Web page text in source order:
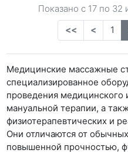
Показано с 17 по 32
<<
< 1
Медицинские массажные
специализированное
проведения медицинского
мануальной терапии, а
физиотерапевтических и
Они отличаются от
повышенной прочностью,